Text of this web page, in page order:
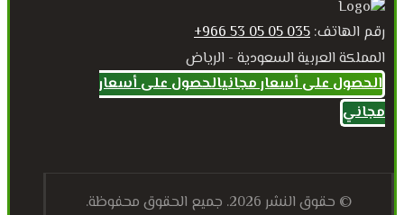
رقم الهاتف: 035 05 05 53 966+
المملكة العربية السعودية - الرياض
الحصول على أسعار مجانيالحصول على أسعار
مجاني
© حقوق النشر 2026. جميع الحقوق محفوظة.